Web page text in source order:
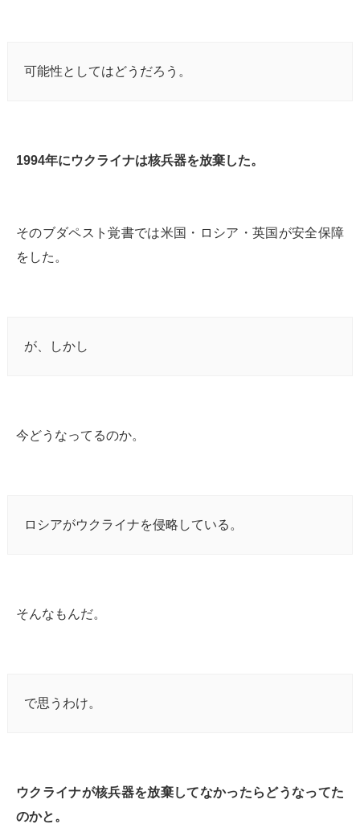
可能性としてはどうだろう。
1994年にウクライナは核兵器を放棄した。
そのブダペスト覚書では米国・ロシア・英国が安全保障
をした。
が、しかし
今どうなってるのか。
ロシアがウクライナを侵略している。
そんなもんだ。
で思うわけ。
ウクライナが核兵器を放棄してなかったらどうなってた
のかと。